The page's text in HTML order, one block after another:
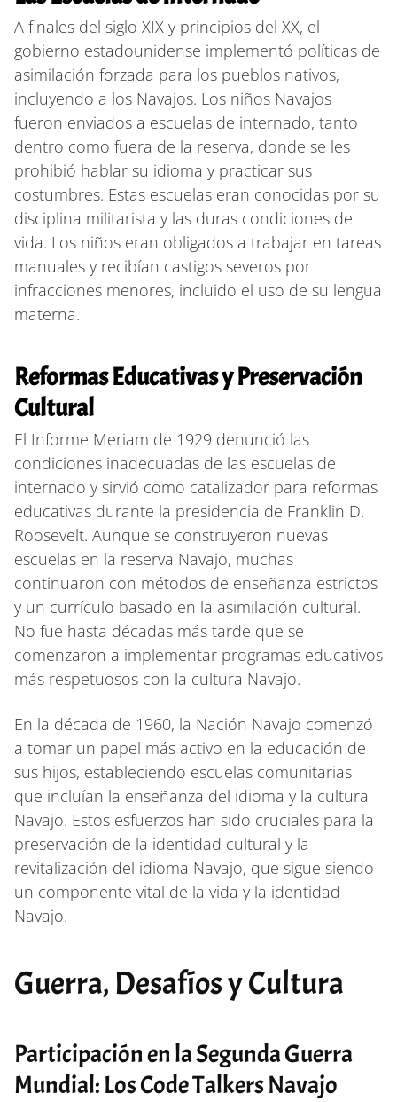
A finales del siglo XIX y principios del XX, el
gobierno estadounidense implementó políticas de
asimilación forzada para los pueblos nativos,
incluyendo a los Navajos. Los niños Navajos
fueron enviados a escuelas de internado, tanto
dentro como fuera de la reserva, donde se les
prohibió hablar su idioma y practicar sus
costumbres. Estas escuelas eran conocidas por su
disciplina militarista y las duras condiciones de
vida. Los niños eran obligados a trabajar en tareas
manuales y recibían castigos severos por
infracciones menores, incluido el uso de su lengua
materna.
Reformas Educativas y Preservación
Cultural
El Informe Meriam de 1929 denunció las
condiciones inadecuadas de las escuelas de
internado y sirvió como catalizador para reformas
educativas durante la presidencia de Franklin D.
Roosevelt. Aunque se construyeron nuevas
escuelas en la reserva Navajo, muchas
continuaron con métodos de enseñanza estrictos
y un currículo basado en la asimilación cultural.
No fue hasta décadas más tarde que se
comenzaron a implementar programas educativos
más respetuosos con la cultura Navajo.
En la década de 1960, la Nación Navajo comenzó
a tomar un papel más activo en la educación de
sus hijos, estableciendo escuelas comunitarias
que incluían la enseñanza del idioma y la cultura
Navajo. Estos esfuerzos han sido cruciales para la
preservación de la identidad cultural y la
revitalización del idioma Navajo, que sigue siendo
un componente vital de la vida y la identidad
Navajo.
Guerra, Desafíos y Cultura
Participación en la Segunda Guerra
Mundial: Los Code Talkers Navajo